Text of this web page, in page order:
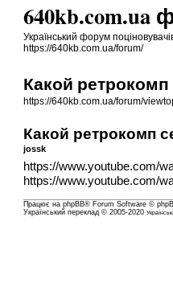
640kb.com.ua
Український форум
https://640kb.com.ua/forum/
Какой
https://640kb.com.ua/forum/
Какой ретрокомп
jossk
https://www.youtube.com/
https://www.youtube.com/
Працює наphpBB® Forum Software ©
Український переклад © 2005-2020